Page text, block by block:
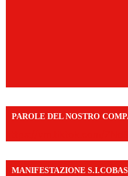
PAROLE DEL NOSTRO
MANIFESTAZIONE